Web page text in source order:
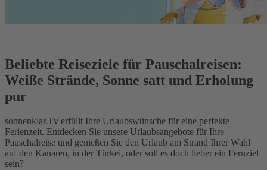
Beliebte Reiseziele für Pauschalreisen:
Weiße Strände, Sonne satt und Erholung
pur
sonnenklar.Tv erfüllt Ihre Urlaubswünsche für eine perfekte
Ferienzeit. Entdecken Sie unsere Urlaubsangebote für Ihre
Pauschalreise und genießen Sie den Urlaub am Strand Ihrer Wahl
auf den Kanaren, in der Türkei, oder soll es doch lieber ein Fernziel
sein?